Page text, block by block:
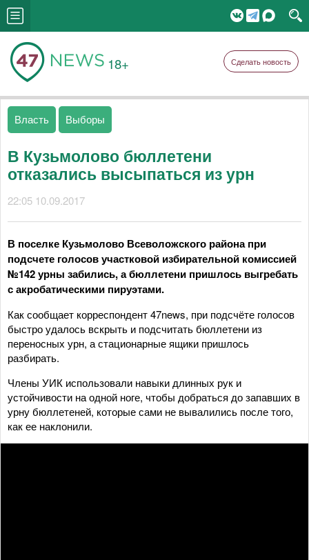
18+ Сделать новость
Власть Выборы
В Кузьмолово бюллетени
отказались высыпаться из урн
22:05 10.09.2017
В поселке Кузьмолово Всеволожского района при
подсчете голосов участковой избирательной комиссией
№142 урны забились, а бюллетени пришлось выгребать
с акробатическими пируэтами.
Как сообщает корреспондент 47news, при подсчёте голосов
быстро удалось вскрыть и подсчитать бюллетени из
переносных урн, а стационарные ящики пришлось
разбирать.
Члены УИК использовали навыки длинных рук и
устойчивости на одной ноге, чтобы добраться до запавших в
урну бюллетеней, которые сами не вывалились после того,
как ее наклонили.